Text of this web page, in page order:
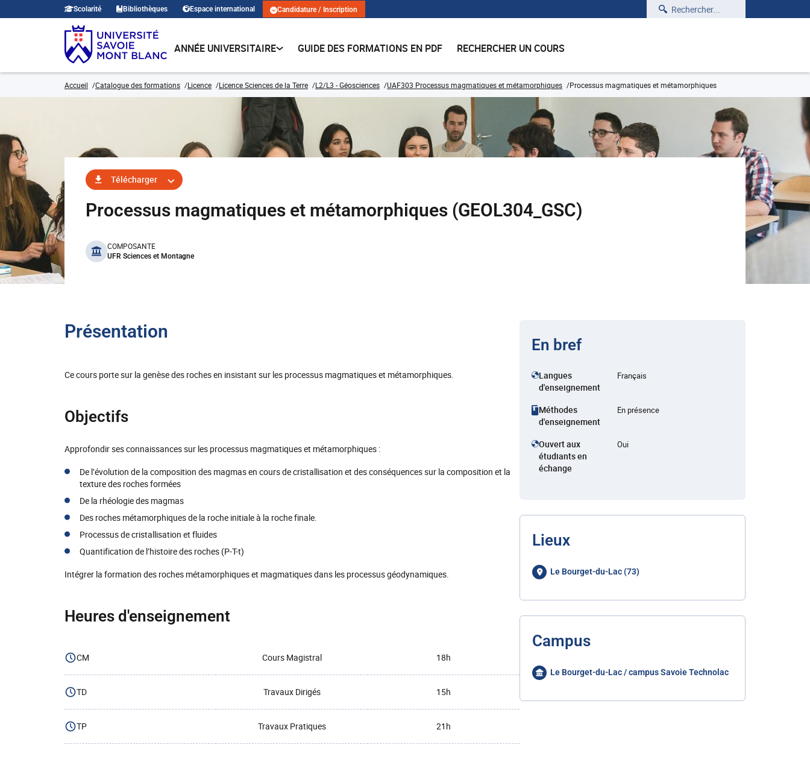
Scolarité Bibliothèques Espace international Candidature / Inscription Rechercher
ANNÉE UNIVERSITAIRE GUIDE DES FORMATIONS EN PDF RECHERCHER UN COURS
Accueil Catalogue des formations Licence Licence Sciences de la Terre L2/L3 - Géosciences UAF303 Processus magmatiques et métamorphiques Processus magmatiques et métamorphiques
Télécharger
Processus magmatiques et métamorphiques (GEOL304_GSC)
benefits
COMPOSANTE
UFR Sciences et Montagne
Présentation
Ce cours porte sur la genèse des roches en insistant sur les processus magmatiques et métamorphiques.
Objectifs
Approfondir ses connaissances sur les processus magmatiques et métamorphiques :
De l’évolution de la composition des magmas en cours de cristallisation et des conséquences sur la composition et la
texture des roches formées
De la rhéologie des magmas
Des roches métamorphiques de la roche initiale à la roche finale.
Processus de cristallisation et fluides
Quantification de l’histoire des roches (P-T-t)
Intégrer la formation des roches métamorphiques et magmatiques dans les processus géodynamiques.
Heures d'enseignement
CM Cours Magistral 18h
TD Travaux Dirigés 15h
TP Travaux Pratiques 21h
En bref
Langues
d'enseignement
Français
Méthodes
d'enseignement
En présence
Ouvert aux
étudiants en
échange
Oui
Lieux
Le Bourget-du-Lac (73)
Campus
Le Bourget-du-Lac / campus Savoie Technolac